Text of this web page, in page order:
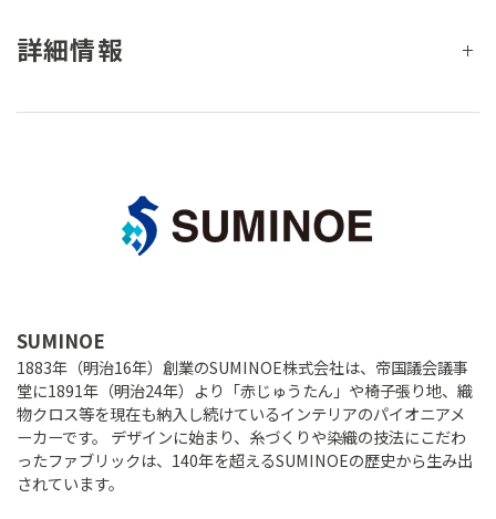
詳細情報
SUMINOE
1883年（明治16年）創業のSUMINOE株式会社は、帝国議会議事
堂に1891年（明治24年）より「赤じゅうたん」や椅子張り地、織
物クロス等を現在も納入し続けているインテリアのパイオニアメ
ーカーです。 デザインに始まり、糸づくりや染織の技法にこだわ
ったファブリックは、140年を超えるSUMINOEの歴史から生み出
されています。